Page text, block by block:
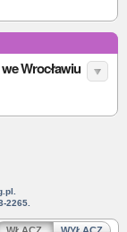
Wrocławiu
2265.